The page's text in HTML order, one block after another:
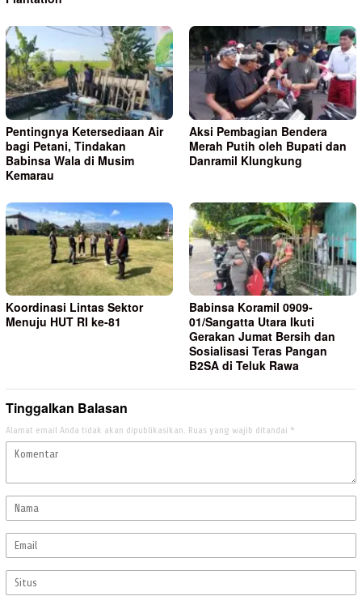
Pentingnya Ketersediaan Air
bagi Petani, Tindakan
Babinsa Wala di Musim
Kemarau
Aksi Pembagian Bendera
Merah Putih oleh Bupati dan
Danramil Klungkung
Koordinasi Lintas Sektor
Menuju HUT RI ke-81
Babinsa Koramil 0909-
01/Sangatta Utara Ikuti
Gerakan Jumat Bersih dan
Sosialisasi Teras Pangan
B2SA di Teluk Rawa
Tinggalkan Balasan
Alamat email Anda tidak akan dipublikasikan. Ruas yang wajib ditandai *